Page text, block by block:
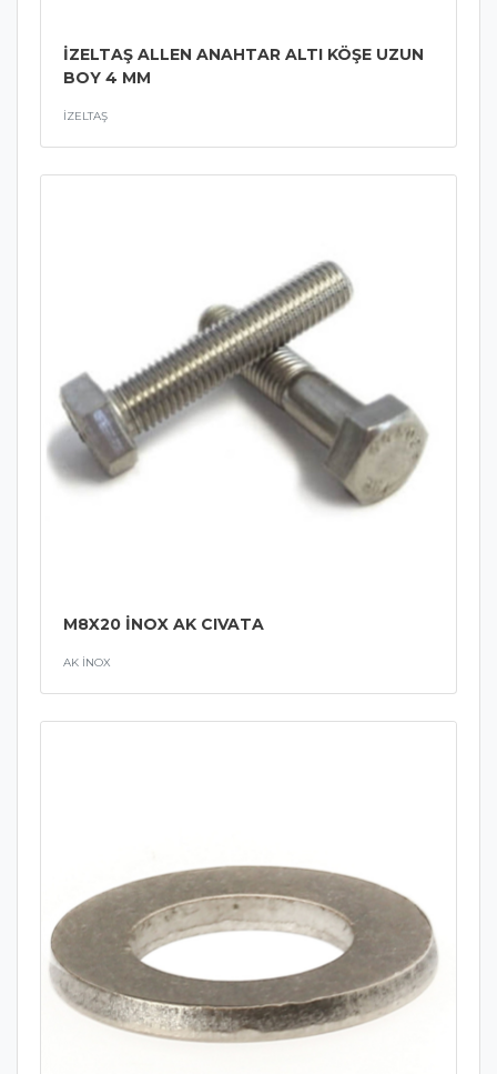
İZELTAŞ ALLEN ANAHTAR ALTI KÖŞE UZUN
BOY 4 MM
İZELTAŞ
M8X20 İNOX AK CIVATA
AK İNOX